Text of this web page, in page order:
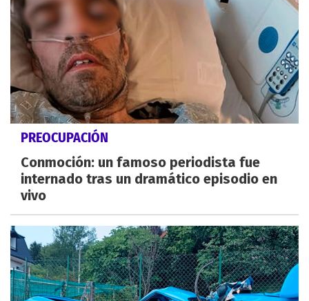
PREOCUPACIÓN
Conmoción: un famoso periodista fue
internado tras un dramático episodio en
vivo